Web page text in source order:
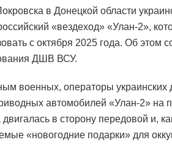
в Донецкой области
«вездеход» «Улан-2»,
с октября 2025 года. Об этом
ДШВ ВСУ.
военных, операторы украинских
автомобилей «Улан-2» на
двигалась в сторону передовой и,
«новогодние подарки» для